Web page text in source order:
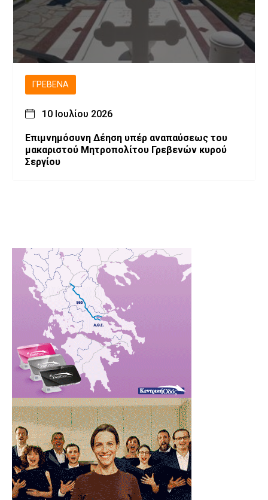
ΓΡΕΒΕΝΆ
10 Ιουλίου 2026
Επιμνημόσυνη Δέηση υπέρ αναπαύσεως του
μακαριστού Μητροπολίτου Γρεβενών κυρού
Σεργίου